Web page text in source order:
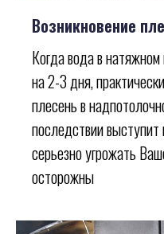
Возникновение
Когда вода в
на 2-3 дня,
плесень в
последствии
серьезно угрожать
осторожны